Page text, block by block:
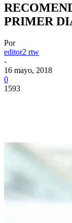
PRIMER
Por
editor2 rtw
-
16 mayo, 2018
0
1593